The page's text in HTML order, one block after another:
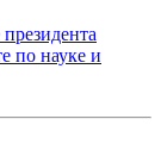
по науке и